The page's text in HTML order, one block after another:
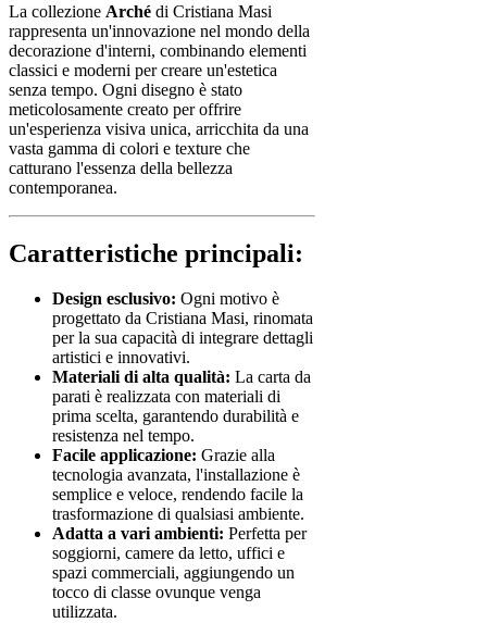
La collezione Arché di Cristiana Masi
rappresenta un'innovazione nel mondo della
decorazione d'interni, combinando elementi
classici e moderni per creare un'estetica
senza tempo. Ogni disegno è stato
meticolosamente creato per offrire
un'esperienza visiva unica, arricchita da una
vasta gamma di colori e texture che
catturano l'essenza della bellezza
contemporanea.
Caratteristiche principali:
Design esclusivo: Ogni motivo è
progettato da Cristiana Masi, rinomata
per la sua capacità di integrare dettagli
artistici e innovativi.
Materiali di alta qualità: La carta da
parati è realizzata con materiali di
prima scelta, garantendo durabilità e
resistenza nel tempo.
Facile applicazione: Grazie alla
tecnologia avanzata, l'installazione è
semplice e veloce, rendendo facile la
trasformazione di qualsiasi ambiente.
Adatta a vari ambienti: Perfetta per
soggiorni, camere da letto, uffici e
spazi commerciali, aggiungendo un
tocco di classe ovunque venga
utilizzata.